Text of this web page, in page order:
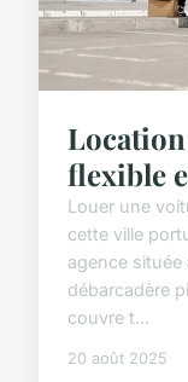
flexible
Louer une
cette ville
agence située
débarcadère
couvre t...
20 août 2025